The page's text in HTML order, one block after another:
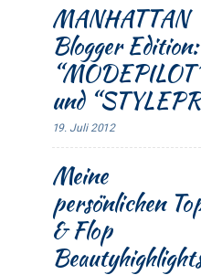
MANHATTAN
Blogger Edition:
und
19. Juli 2012
Meine
persönlichen
& Flop